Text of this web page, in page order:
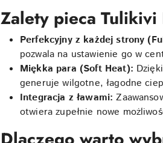
Zalety pieca
Perfekcyjny z każdej strony
pozwala na ustawienie go w
Miękka para (Soft Heat):
generuje wilgotne, łagodne
Integracja z ławami:
otwiera zupełnie nowe